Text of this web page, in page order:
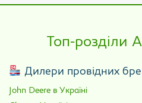
Топ-розділи
Дилери провідних
John Deere в Україні